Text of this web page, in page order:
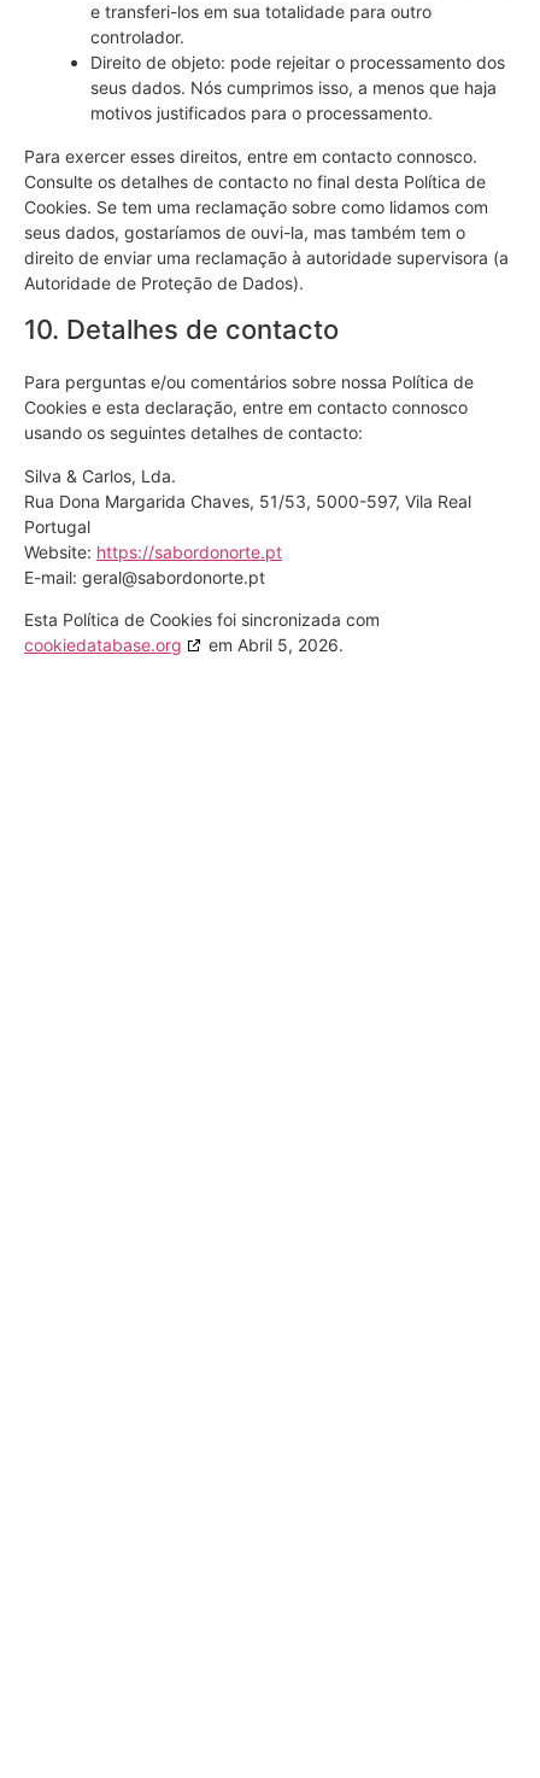
e transferi-los em sua totalidade para outro
controlador.
Direito de objeto: pode rejeitar o processamento dos
seus dados. Nós cumprimos isso, a menos que haja
motivos justificados para o processamento.
Para exercer esses direitos, entre em contacto connosco.
Consulte os detalhes de contacto no final desta Política de
Cookies. Se tem uma reclamação sobre como lidamos com
seus dados, gostaríamos de ouvi-la, mas também tem o
direito de enviar uma reclamação à autoridade supervisora (a
Autoridade de Proteção de Dados).
10. Detalhes de contacto
Para perguntas e/ou comentários sobre nossa Política de
Cookies e esta declaração, entre em contacto connosco
usando os seguintes detalhes de contacto:
Silva & Carlos, Lda.
Rua Dona Margarida Chaves, 51/53, 5000-597, Vila Real
Portugal
Website: https://sabordonorte.pt
E-mail: geral@sabordonorte.pt
Esta Política de Cookies foi sincronizada com
cookiedatabase.org
em Abril 5, 2026.